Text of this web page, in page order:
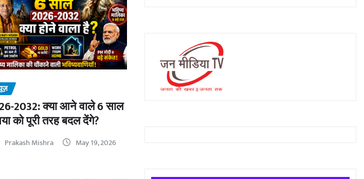
2032: क्या आने वाले 6 साल
को पूरी तरह बदल देंगे?
Prakash Mishra May 19, 2026